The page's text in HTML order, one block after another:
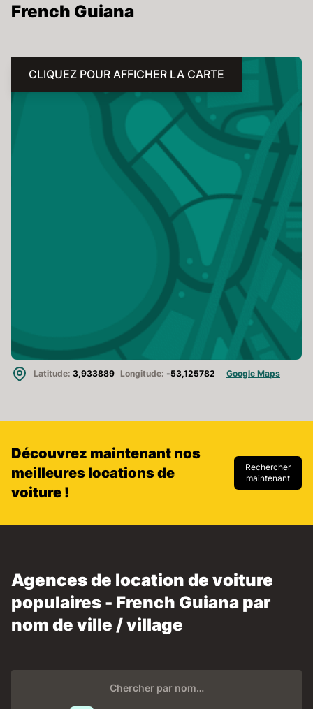
French Guiana
CLIQUEZ POUR AFFICHER LA CARTE
Latitude: 3,933889 Longitude: -53,125782 Google Maps
Découvrez maintenant nos
meilleures locations de
voiture !
Rechercher
maintenant
Agences de location de voiture
populaires - French Guiana par
nom de ville / village
Chercher par nom…